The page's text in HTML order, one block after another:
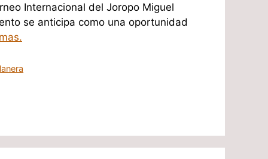
Internacional del Joropo Miguel
se anticipa como una oportunidad